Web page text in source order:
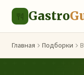
Gastro
Главная Подборки